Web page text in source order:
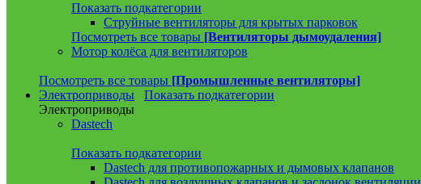
Показать подкатегории
Струйные вентиляторы для крытых парковок
Посмотреть все товары [Вентиляторы дымоудаления]
Мотор колёса для вентиляторов
Посмотреть все товары [Промышленные вентиляторы]
Электроприводы
Показать подкатегории
Электроприводы
Dastech
Показать подкатегории
Dastech для противопожарных и дымовых клапанов